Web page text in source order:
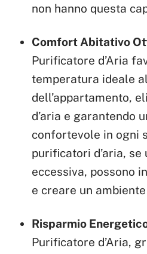
non hanno questa
Comfort Abitativo
Purificatore d’Aria
temperatura ideale
dell’appartamento,
d’aria e garantendo
confortevole in ogni
purificatori d’aria, se
eccessiva, possono
e creare un
Risparmio
Purificatore d’Aria,